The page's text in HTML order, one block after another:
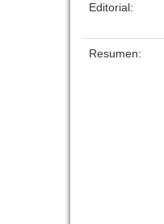
Editorial:
Resumen: